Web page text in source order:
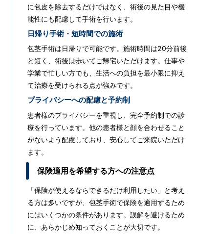
に包皮を除去するだけではなく、術後の見た目や機
能性にも配慮して手術を行います。
日帰り手術・短時間での施術
包茎手術は日帰りで可能です。施術時間は20分前後
と短く、術後は歩いてご帰宅いただけます。仕事や
学業で忙しい方でも、生活への負担を最小限に抑え
て治療を受けられる点が強みです。
プライバシーへの配慮と予約制
患者様のプライバシーを重視し、完全予約制での診
療を行っています。他の患者様と顔を合わせること
がないよう配慮しており、安心してご来院いただけ
ます。
保険適用を希望する方への注意点
「保険が使えるならできるだけ利用したい」と考え
る方は多いですが、包茎手術で保険を適用するため
にはいくつかの条件があります。誤解を避けるため
に、あらかじめ知っておくことが大切です。